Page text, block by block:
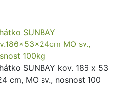
SUNBAY
MO sv.,
100kg
SUNBAY kov. 186 x 53
cm, MO sv., nosnost 100